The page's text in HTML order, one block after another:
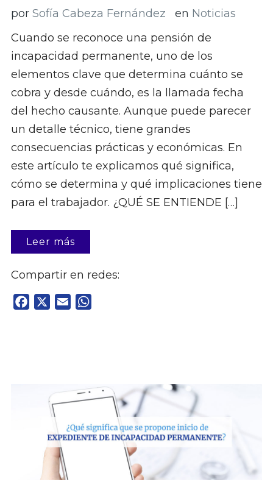
por Sofía Cabeza Fernández en Noticias
Cuando se reconoce una pensión de
incapacidad permanente, uno de los
elementos clave que determina cuánto se
cobra y desde cuándo, es la llamada fecha
del hecho causante. Aunque puede parecer
un detalle técnico, tiene grandes
consecuencias prácticas y económicas. En
este artículo te explicamos qué significa,
cómo se determina y qué implicaciones tiene
para el trabajador. ¿QUÉ SE ENTIENDE […]
Leer más
Compartir en redes:
Facebook Email